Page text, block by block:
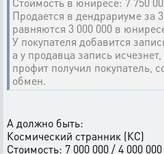
Продается в дендрариуме за
равняются 3 000 000 в
У покупателя добавится
а у продавца запись
профит получил покупатель,
обмен.
А должно быть:
Космический странник (КС)
Стоимость: 7 000 000 / 4 000